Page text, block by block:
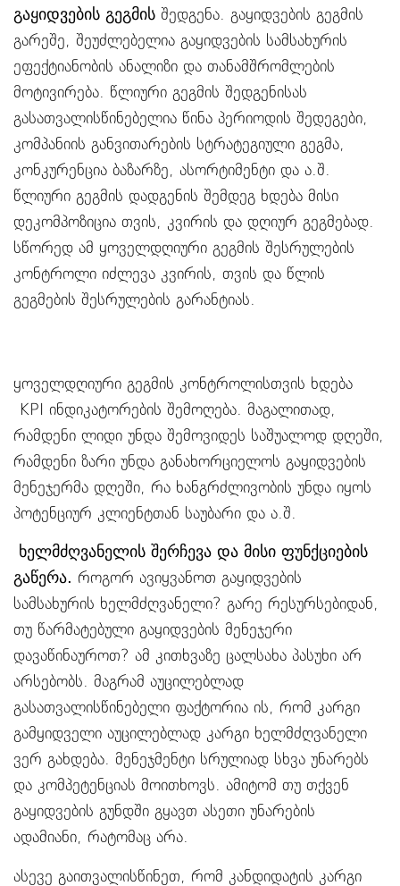
გაყიდვების გეგმის შედგენა. გაყიდვების გეგმის
გარეშე, შეუძლებელია გაყიდვების სამსახურის
ეფექტიანობის ანალიზი და თანამშრომლების
მოტივირება. წლიური გეგმის შედგენისას
გასათვალისწინებელია წინა პერიოდის შედეგები,
კომპანიის განვითარების სტრატეგიული გეგმა,
კონკურენცია ბაზარზე, ასორტიმენტი და ა.შ.
წლიური გეგმის დადგენის შემდეგ ხდება მისი
დეკომპოზიცია თვის, კვირის და დღიურ გეგმებად.
სწორედ ამ ყოველდღიური გეგმის შესრულების
კონტროლი იძლევა კვირის, თვის და წლის
გეგმების შესრულების გარანტიას.
ყოველდღიური გეგმის კონტროლისთვის ხდება
KPI ინდიკატორების შემოღება. მაგალითად,
რამდენი ლიდი უნდა შემოვიდეს საშუალოდ დღეში,
რამდენი ზარი უნდა განახორციელოს გაყიდვების
მენეჯერმა დღეში, რა ხანგრძლივობის უნდა იყოს
პოტენციურ კლიენტთან საუბარი და ა.შ.
ხელმძღვანელის შერჩევა და მისი ფუნქციების
გაწერა. როგორ ავიყვანოთ გაყიდვების
სამსახურის ხელმძღვანელი? გარე რესურსებიდან,
თუ წარმატებული გაყიდვების მენეჯერი
დავაწინაუროთ? ამ კითხვაზე ცალსახა პასუხი არ
არსებობს. მაგრამ აუცილებლად
გასათვალისწინებელი ფაქტორია ის, რომ კარგი
გამყიდველი აუცილებლად კარგი ხელმძღვანელი
ვერ გახდება. მენეჯმენტი სრულიად სხვა უნარებს
და კომპეტენციას მოითხოვს. ამიტომ თუ თქვენ
გაყიდვების გუნდში გყავთ ასეთი უნარების
ადამიანი, რატომაც არა.
ასევე გაითვალისწინეთ, რომ კანდიდატის კარგი